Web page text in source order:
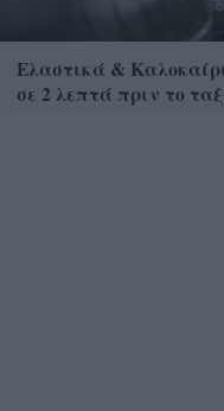
Ελαστικά &
σε 2 λεπτά πριν το